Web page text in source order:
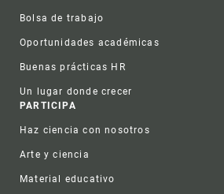
Bolsa de trabajo
Oportunidades académicas
Buenas prácticas HR
Un lugar donde crecer
PARTICIPA
Haz ciencia con nosotros
Arte y ciencia
Material educativo